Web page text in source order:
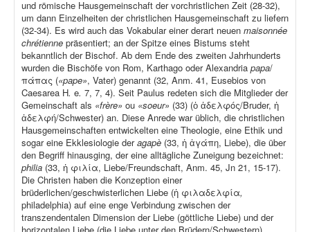
und römische Hausgemeinschaft der vorchristlichen Zeit (28-32),
um dann Einzelheiten der christlichen Hausgemeinschaft zu liefern
(32-34). Es wird auch das Vokabular einer derart neuen maisonnée
chrétienne präsentiert; an der Spitze eines Bistums steht
bekanntlich der Bischof. Ab dem Ende des zweiten Jahrhunderts
wurden die Bischöfe von Rom, Karthago oder Alexandria papa/
πάπας («pape», Vater) genannt (32, Anm. 41, Eusebios von
Caesarea H. e. 7, 7, 4). Seit Paulus redeten sich die Mitglieder der
Gemeinschaft als «frère» ou «soeur» (33) (ὁ ἀδελφός/Bruder, ἡ
ἀδελφή/Schwester) an. Diese Anrede war üblich, die christlichen
Hausgemeinschaften entwickelten eine Theologie, eine Ethik und
sogar eine Ekklesiologie deragapè (33, ἡ ἀγάπη, Liebe), die über
den Begriff hinausging, der eine alltägliche Zuneigung bezeichnet:
philia (33, ἡ φιλία, Liebe/Freundschaft, Anm. 45, Jn 21, 15-17).
Die Christen haben die Konzeption einer
brüderlichen/geschwisterlichen Liebe (ἡ φιλαδελφία,
philadelphia) auf eine enge Verbindung zwischen der
transzendentalen Dimension der Liebe (göttliche Liebe) und der